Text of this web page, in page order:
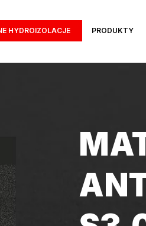
HYDROIZOLACJE PRODUKTY